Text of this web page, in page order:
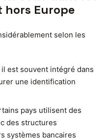
hors Europe
selon les
est souvent intégré dans
une identification
pays utilisent des
des structures
systèmes bancaires